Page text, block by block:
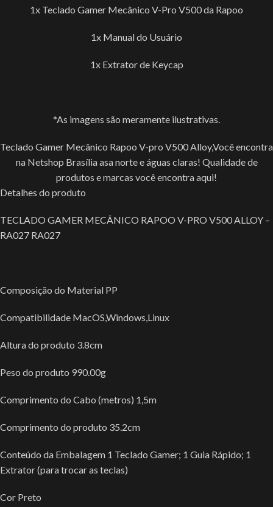
1x Teclado Gamer Mecânico V-Pro V500 da Rapoo
1x Manual do Usuário
1x Extrator de Keycap
*As imagens são meramente ilustrativas.
Teclado Gamer Mecânico Rapoo V-pro V500 Alloy,Você encontra
na Netshop Brasília asa norte e águas claras! Qualidade de
produtos e marcas você encontra aqui!
Detalhes do produto
TECLADO GAMER MECÂNICO RAPOO V-PRO V500 ALLOY –
RA027 RA027
Composição do Material PP
Compatibilidade MacOS,Windows,Linux
Altura do produto 3.8cm
Peso do produto 990.00g
Comprimento do Cabo (metros) 1,5m
Comprimento do produto 35.2cm
Conteúdo da Embalagem 1 Teclado Gamer; 1 Guia Rápido; 1
Extrator (para trocar as teclas)
Cor Preto